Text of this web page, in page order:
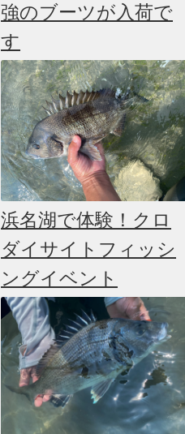
強のブーツが入荷で
す
浜名湖で体験！クロ
ダイサイトフィッシ
ングイベント